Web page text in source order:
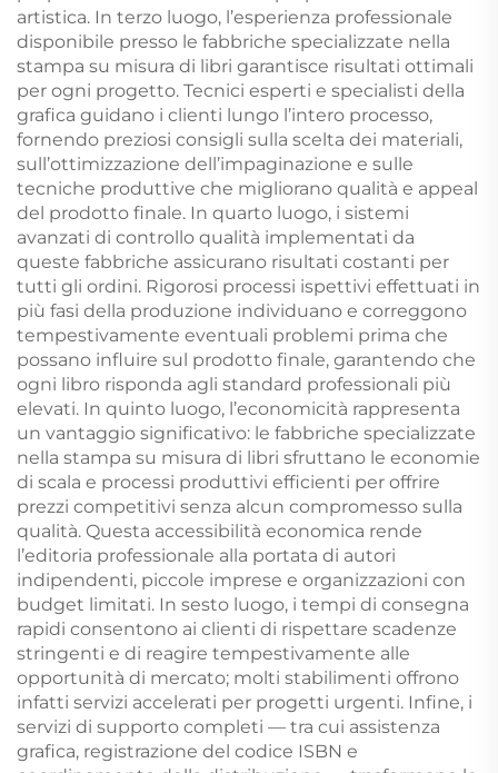
artistica. In terzo luogo, l’esperienza professionale
disponibile presso le fabbriche specializzate nella
stampa su misura di libri garantisce risultati ottimali
per ogni progetto. Tecnici esperti e specialisti della
grafica guidano i clienti lungo l’intero processo,
fornendo preziosi consigli sulla scelta dei materiali,
sull’ottimizzazione dell’impaginazione e sulle
tecniche produttive che migliorano qualità e appeal
del prodotto finale. In quarto luogo, i sistemi
avanzati di controllo qualità implementati da
queste fabbriche assicurano risultati costanti per
tutti gli ordini. Rigorosi processi ispettivi effettuati in
più fasi della produzione individuano e correggono
tempestivamente eventuali problemi prima che
possano influire sul prodotto finale, garantendo che
ogni libro risponda agli standard professionali più
elevati. In quinto luogo, l’economicità rappresenta
un vantaggio significativo: le fabbriche specializzate
nella stampa su misura di libri sfruttano le economie
di scala e processi produttivi efficienti per offrire
prezzi competitivi senza alcun compromesso sulla
qualità. Questa accessibilità economica rende
l’editoria professionale alla portata di autori
indipendenti, piccole imprese e organizzazioni con
budget limitati. In sesto luogo, i tempi di consegna
rapidi consentono ai clienti di rispettare scadenze
stringenti e di reagire tempestivamente alle
opportunità di mercato; molti stabilimenti offrono
infatti servizi accelerati per progetti urgenti. Infine, i
servizi di supporto completi — tra cui assistenza
grafica, registrazione del codice ISBN e